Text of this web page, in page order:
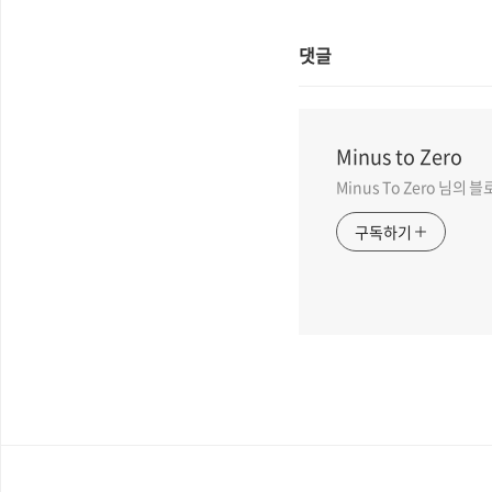
댓글
Minus to Zero
Minus To Zero 님의 블
구독하기